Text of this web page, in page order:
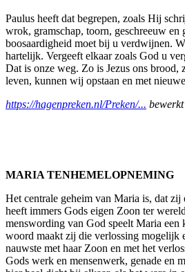
Paulus heeft dat begrepen, zoals Hij
wrok, gramschap, toorn, geschreeuw en
boosaardigheid moet bij u verdwijnen.
hartelijk. Vergeeft elkaar zoals God u
Dat is onze weg. Zo is Jezus ons
leven, kunnen wij opstaan en met
https://hagenpreken.nl/Preken/... bewerkt
MARIA TENHEMELOPNEMING
Het centrale geheim van Maria is, dat
heeft immers Gods eigen Zoon ter
menswording van God speelt Maria
woord maakt zij die verlossing mogelijk
nauwste met haar Zoon en met het
Gods werk en mensenwerk, genade en